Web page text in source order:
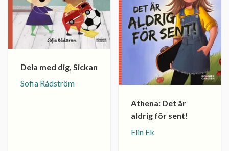
Dela med dig, Sickan
Sofia Rådström
Athena: Det är
aldrig för sent!
Elin Ek